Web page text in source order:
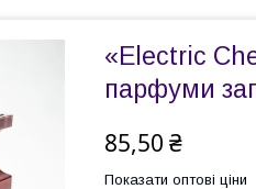
«Electric
парфуми
85,50 ₴
Показати оптові ціни